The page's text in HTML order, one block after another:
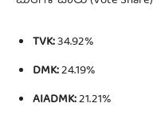
TVK:34.92%
DMK:24.19%
AIADMK:21.21%